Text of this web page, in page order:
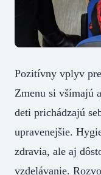
Pozitívny vplyv
Zmenu si všímajú
deti prichádzajú
upravenejšie.
zdravia, ale aj
vzdelávanie.